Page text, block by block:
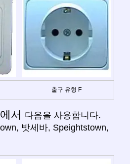
출구 유형 F
서 다음을 사용합니다.
밧세바, Speightstown,